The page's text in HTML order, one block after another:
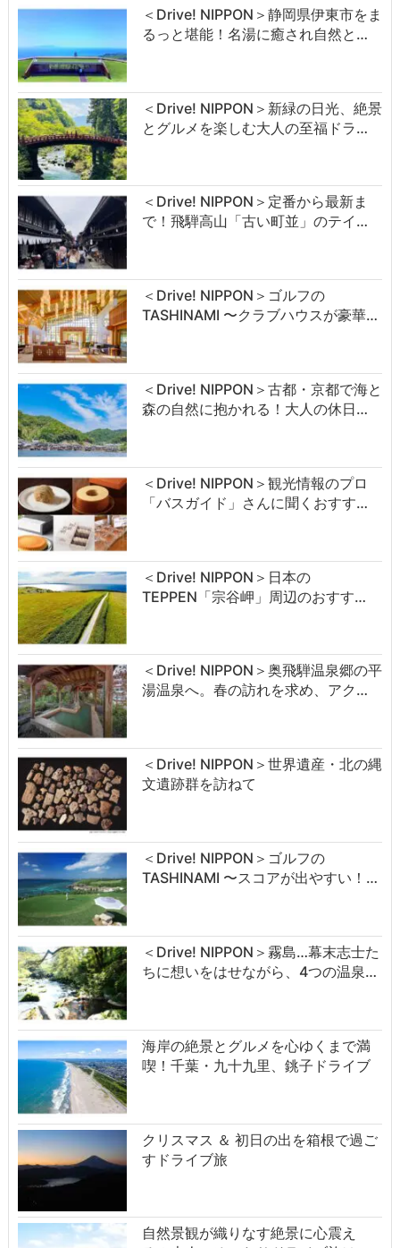
＜Drive! NIPPON＞静岡県伊東市をま
るっと堪能！名湯に癒され自然と…
＜Drive! NIPPON＞新緑の日光、絶景
とグルメを楽しむ大人の至福ドラ…
＜Drive! NIPPON＞定番から最新ま
で！飛騨高山「古い町並」のテイ…
＜Drive! NIPPON＞ゴルフの
TASHINAMI 〜クラブハウスが豪華…
＜Drive! NIPPON＞古都・京都で海と
森の自然に抱かれる！大人の休日…
＜Drive! NIPPON＞観光情報のプロ
「バスガイド」さんに聞くおすす…
＜Drive! NIPPON＞日本の
TEPPEN「宗谷岬」周辺のおすす…
＜Drive! NIPPON＞奥飛騨温泉郷の平
湯温泉へ。春の訪れを求め、アク…
＜Drive! NIPPON＞世界遺産・北の縄
文遺跡群を訪ねて
＜Drive! NIPPON＞ゴルフの
TASHINAMI 〜スコアが出やすい！…
＜Drive! NIPPON＞霧島…幕末志士た
ちに想いをはせながら、4つの温泉…
海岸の絶景とグルメを心ゆくまで満
喫！千葉・九十九里、銚子ドライブ
クリスマス ＆ 初日の出を箱根で過ご
すドライブ旅
自然景観が織りなす絶景に心震え